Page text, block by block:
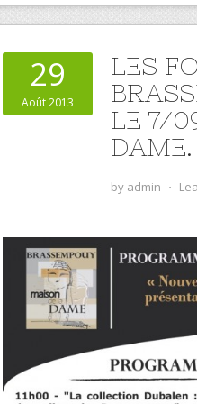
29
Août 2013
LES
LE 7/
DAME.
by admin ⋅